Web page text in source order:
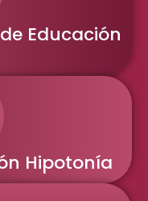
Educación
Hipotonía